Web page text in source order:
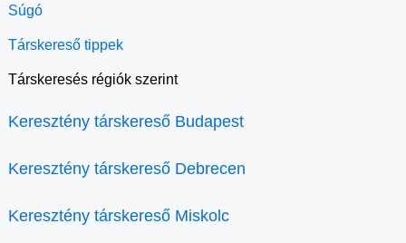
Súgó
Társkereső tippek
Társkeresés régiók szerint
Keresztény társkereső Budapest
Keresztény társkereső Debrecen
Keresztény társkereső Miskolc